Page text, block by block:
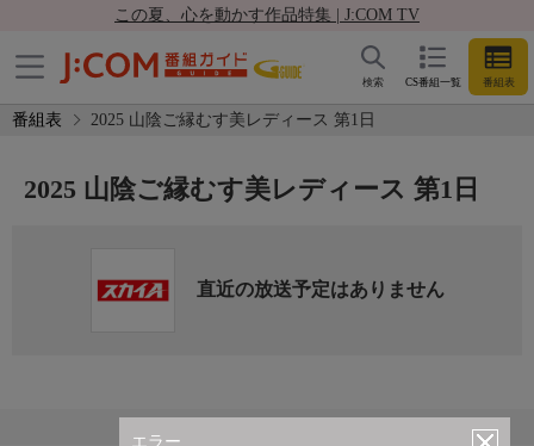
この夏、心を動かす作品特集 | J:COM TV
CS番組一覧 番組表
検索
番組表 2025 山陰ご縁むす美レディース 第1日
エラー
2025 山陰ご縁むす美レディース 第1日
直近の放送予定はありません